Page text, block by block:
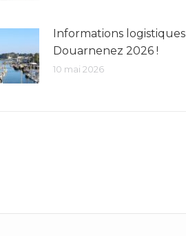
Informations logistiques
Douarnenez 2026 !
10 mai 2026